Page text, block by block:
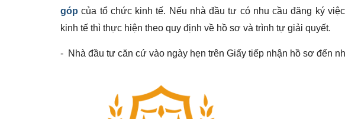
góp của tổ chức kinh tế. Nếu nhà đầu tư có nhu cầu đăng ký
kinh tế thì thực hiện theo quy định về hồ sơ và trình tự giải quyết.
- Nhà đầu tư căn cứ vào ngày hẹn trên Giấy tiếp nhận hồ sơ đến